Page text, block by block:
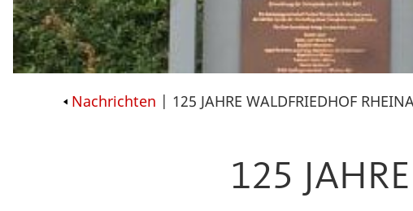
Nachrichten | 125 JAHRE WALDFRIEDHOF
125